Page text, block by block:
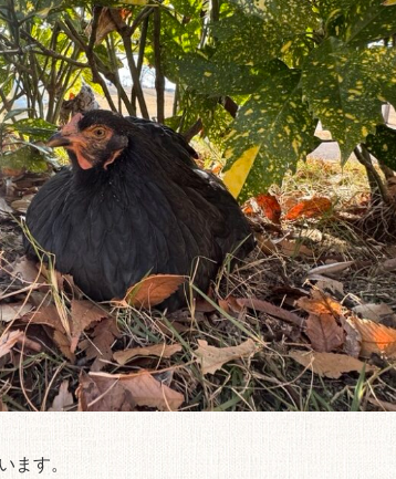
ます。